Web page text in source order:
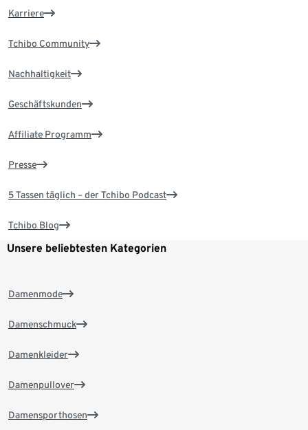
Karriere
Tchibo Community
Nachhaltigkeit
Geschäftskunden
Affiliate Programm
Presse
5 Tassen täglich – der Tchibo Podcast
Tchibo Blog
Unsere beliebtesten Kategorien
Damenmode
Damenschmuck
Damenkleider
Damenpullover
Damensporthosen